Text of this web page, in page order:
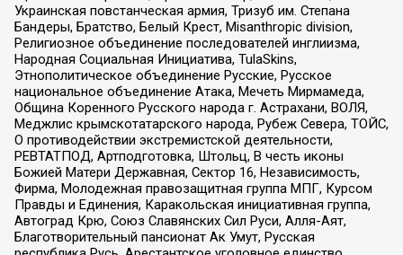
Украинская повстанческая армия, Тризуб им. Степана
Бандеры, Братство, Белый Крест, Misanthropic division,
Религиозное объединение последователей инглиизма,
Народная Социальная Инициатива, TulaSkins,
Этнополитическое объединение Русские, Русское
национальное объединение Атака, Мечеть Мирмамеда,
Община Коренного Русского народа г. Астрахани, ВОЛЯ,
Меджлис крымскотатарского народа, Рубеж Севера, ТОЙС,
О противодействии экстремистской деятельности,
РЕВТАТПОД, Артподготовка, Штольц, В честь иконы
Божией Матери Державная, Сектор 16, Независимость,
Фирма, Молодежная правозащитная группа МПГ, Курсом
Правды и Единения, Каракольская инициативная группа,
Автоград Крю, Союз Славянских Сил Руси, Алля-Аят,
Благотворительный пансионат Ак Умут, Русская